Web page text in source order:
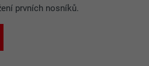
prvních nosníků.